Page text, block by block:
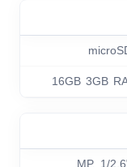
16GB 3GB